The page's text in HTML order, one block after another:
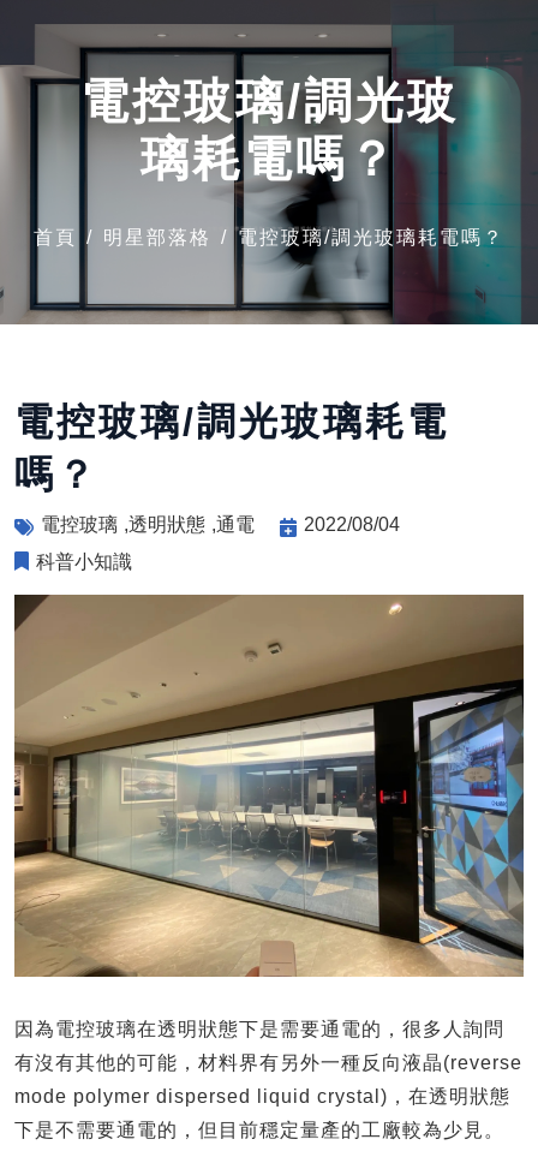
電控玻璃/調光玻
璃耗電嗎？
首頁 明星部落格 電控玻璃/調光玻璃耗電嗎？
電控玻璃/調光玻璃耗電
嗎？
電控玻璃 透明狀態 通電
2022/08/04
科普小知識
因為電控玻璃在透明狀態下是需要通電的，很多人詢問
有沒有其他的可能，材料界有另外一種反向液晶(reverse
mode polymer dispersed liquid crystal)，在透明狀態
下是不需要通電的，但目前穩定量產的工廠較為少見。